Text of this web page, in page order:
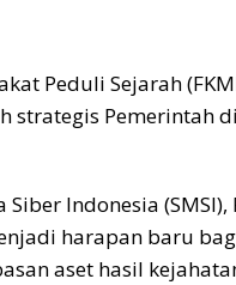
Peduli Sejarah
strategis Pemerintah
Indonesia (SMSI),
harapan baru
aset hasil